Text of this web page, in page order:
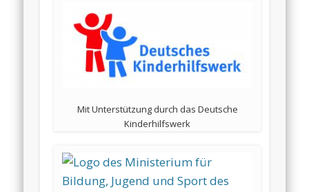
Mit Unterstützung durch das Deutsche
Kinderhilfswerk